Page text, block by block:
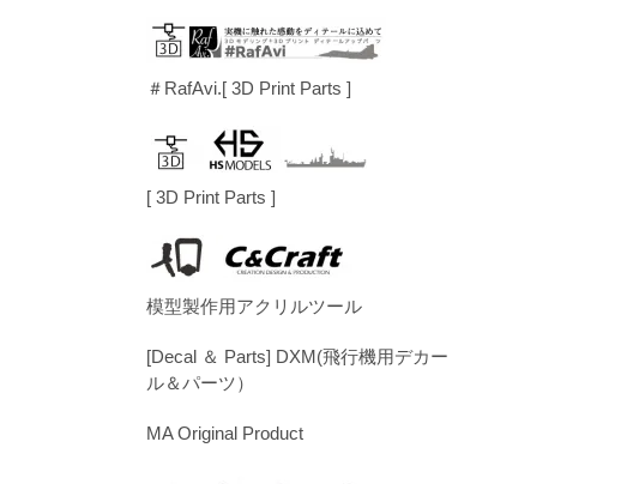
＃RafAvi.[ 3D Print Parts ]
[ 3D Print Parts ]
模型製作用アクリルツール
[Decal ＆ Parts] DXM(飛行機用デカー
ル＆パーツ）
MA Original Product